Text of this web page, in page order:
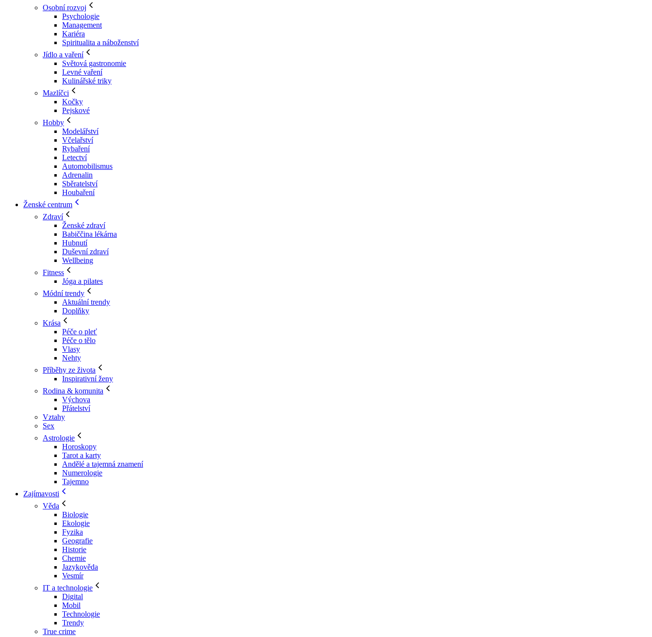
Osobní rozvoj
Psychologie
Management
Kariéra
Spiritualita a náboženství
Jídlo a vaření
Světová gastronomie
Levné vaření
Kulinářské triky
Mazlíčci
Kočky
Pejskové
Hobby
Modelářství
Včelařství
Rybaření
Letectví
Automobilismus
Adrenalin
Sběratelství
Houbaření
Ženské centrum
Zdraví
Ženské zdraví
Babiččina lékárna
Hubnutí
Duševní zdraví
Wellbeing
Fitness
Jóga a pilates
Módní trendy
Aktuální trendy
Doplňky
Krása
Péče o pleť
Péče o tělo
Vlasy
Nehty
Příběhy ze života
Inspirativní ženy
Rodina & komunita
Výchova
Přátelství
Vztahy
Sex
Astrologie
Horoskopy
Tarot a karty
Andělé a tajemná znamení
Numerologie
Tajemno
Zajímavosti
Věda
Biologie
Ekologie
Fyzika
Geografie
Historie
Chemie
Jazykověda
Vesmír
IT a technologie
Digital
Mobil
Technologie
Trendy
True crime